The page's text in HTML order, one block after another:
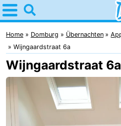
Home
Domburg
Tipps
Für
kindern
Webcam
Webcam
Home Domburg Übernachten
Wijngaardstraat 6a
Wijngaardstraat